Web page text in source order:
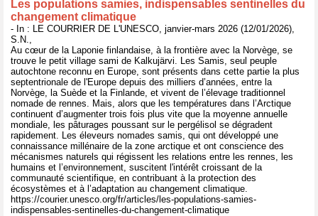
Les populations samies, indispensables sentinelles du
changement climatique
- In : LE COURRIER DE L'UNESCO, janvier-mars 2026 (12/01/2026),
S.N.,
Au cœur de la Laponie finlandaise, à la frontière avec la Norvège, se
trouve le petit village sami de Kalkujärvi. Les Samis, seul peuple
autochtone reconnu en Europe, sont présents dans cette partie la plus
septentrionale de l'Europe depuis des milliers d’années, entre la
Norvège, la Suède et la Finlande, et vivent de l’élevage traditionnel
nomade de rennes. Mais, alors que les températures dans l’Arctique
continuent d’augmenter trois fois plus vite que la moyenne annuelle
mondiale, les pâturages poussant sur le pergélisol se dégradent
rapidement. Les éleveurs nomades samis, qui ont développé une
connaissance millénaire de la zone arctique et ont conscience des
mécanismes naturels qui régissent les relations entre les rennes, les
humains et l’environnement, suscitent l'intérêt croissant de la
communauté scientifique, en contribuant à la protection des
écosystèmes et à l’adaptation au changement climatique.
https://courier.unesco.org/fr/articles/les-populations-samies-
indispensables-sentinelles-du-changement-climatique